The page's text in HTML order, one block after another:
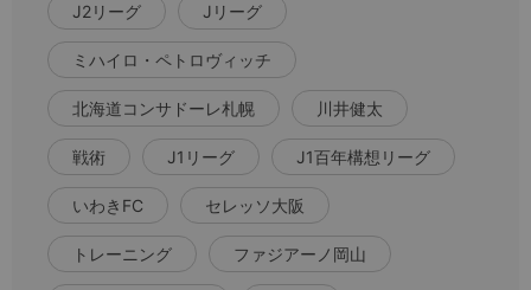
J2リーグ Jリーグ
ミハイロ・ペトロヴィッチ
北海道コンサドーレ札幌 川井健太
戦術 J1リーグ J1百年構想リーグ
いわきFC セレッソ大阪
トレーニング ファジアーノ岡山